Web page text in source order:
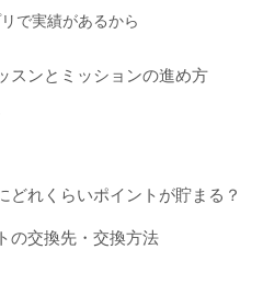
で実績があるから
スンとミッションの進め方
どれくらいポイントが貯まる？
の交換先・交換方法